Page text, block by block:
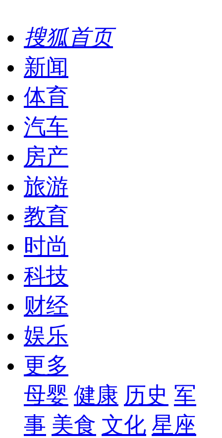
搜狐首页
新闻
体育
汽车
房产
旅游
教育
时尚
科技
财经
娱乐
更多
母婴 健康 历史 军
事 美食 文化 星座